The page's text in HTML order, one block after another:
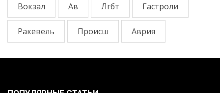
Вокзал Ав Лгбт Гастроли
Ракевель Происш Аврия